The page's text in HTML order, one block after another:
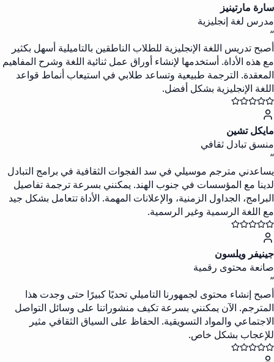
سارة مارتينيز
مدرس لغة إنجليزية
“
أصبح تدريس اللغة الإنجليزية للطلاب الناطقين بالتاميلية أسهل بكثير
مع هذه الأداة. أستخدمها لإنشاء أوراق عمل ثنائية اللغة وشرح المفاهيم
المعقدة. الترجمة طبيعية وتساعد طلابي في استيعاب أنماط قواعد
اللغة الإنجليزية بشكل أفضل.
مايكل تشين
منسق تبادل ثقافي
“
يساعدني مترجم موسيلي في سد الفجوات الثقافية في برامج التبادل
لدينا مع المؤسسات في جنوب الهند. يمكنني بسرعة ترجمة تفاصيل
البرامج، الجداول الزمنية، والإعلانات المهمة. الأداة تتعامل بشكل جيد
مع اللغة الرسمية وغير الرسمية.
جينيفر ويلسون
صانعة محتوى رقمية
“
أصبح إنشاء محتوى لجمهورنا التاميلي تحديًا كبيرًا حتى وجدت هذا
المترجم. الآن يمكنني بسرعة تكيف منشوراتنا على وسائل التواصل
الاجتماعي والمواد التسويقية. الحفاظ على السياق الثقافي مثير
للإعجاب بشكل خاص.